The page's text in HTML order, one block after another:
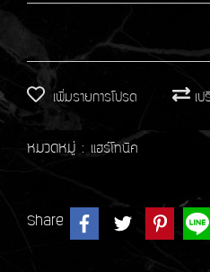
เพิ่มรายการโปรด เ
หมวดหมู่ : แฮร์โทนิค
Share